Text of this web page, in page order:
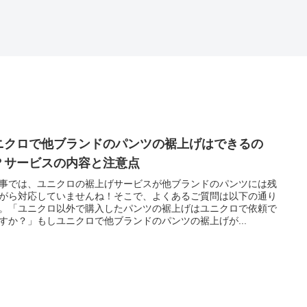
クロで他ブランドのパンツの裾上げはできるの
サービスの内容と注意点
では、ユニクロの裾上げサービスが他ブランドのパンツには残
ら対応していませんね！そこで、よくあるご質問は以下の通り
「ユニクロ以外で購入したパンツの裾上げはユニクロで依頼で
か？」もしユニクロで他ブランドのパンツの裾上げが...